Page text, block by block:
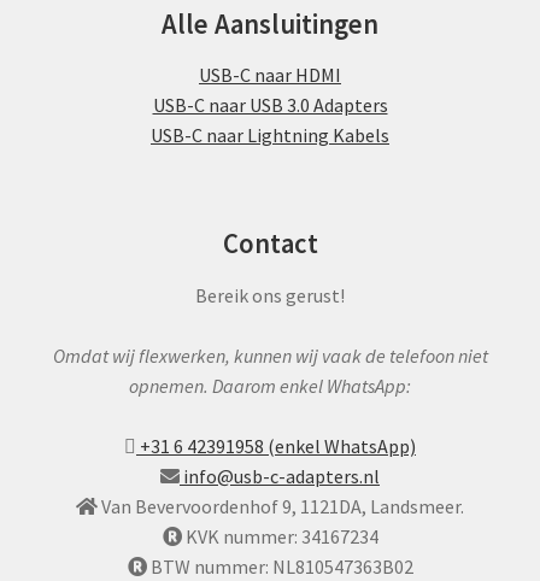
Alle Aansluitingen
USB-C naar HDMI
USB-C naar USB 3.0 Adapters
USB-C naar Lightning Kabels
Contact
Bereik ons gerust!
Omdat wij flexwerken, kunnen wij vaak de telefoon niet
opnemen. Daarom enkel WhatsApp:
+31 6 42391958 (enkel WhatsApp)
info@usb-c-adapters.nl
Van Bevervoordenhof 9, 1121DA, Landsmeer.
KVK nummer: 34167234
BTW nummer: NL810547363B02